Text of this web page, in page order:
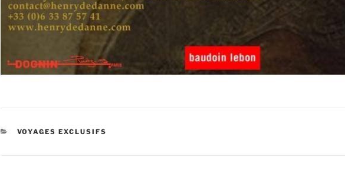
CATÉGORIES
VOYAGES EXCLUSIFS